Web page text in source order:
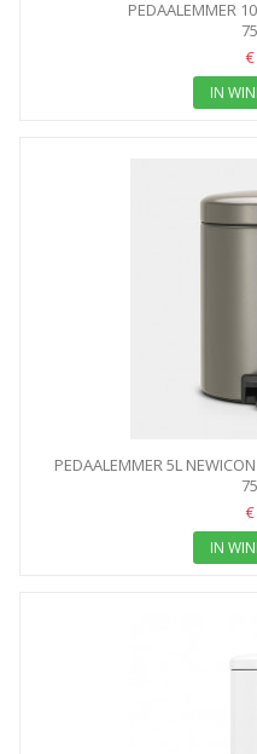
PEDAALEMMER
IN
PEDAALEMMER 5L
IN